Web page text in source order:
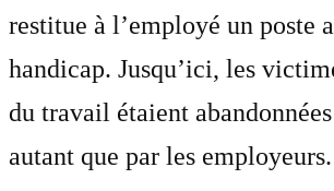
restitue à l’employé un poste
handicap. Jusqu’ici, les
du travail étaient
autant que par les employeurs.